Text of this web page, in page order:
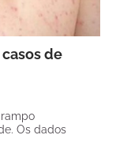
de
Os dados